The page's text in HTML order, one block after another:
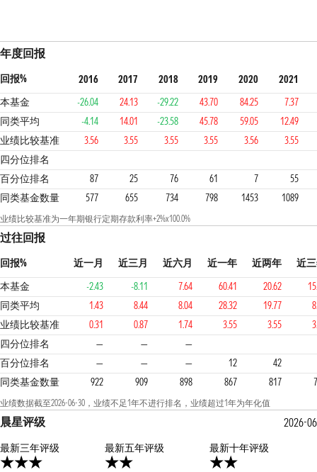
年度回报
回报% 2016 2017 2018 2019 2020
2021
本基金
-26.04 24.13 -29.22 43.70 84.25
7.37
同类平均
-4.14 14.01 -23.58 45.78 59.05
12.49
业绩比较基准
3.56 3.55 3.55 3.55 3.56
3.55
四分位排名
4 2 4 3 1 3 4
百分位排名 87 25 76 61 7
55
同类基金数量
577 655 734 798 1453 1089
业绩比较基准为一年期银行定期存款利率+2%x100.0%
过往回报
回报% 近一月 近三月 近六月 近一年 近两年
近
本基金
-2.43 -8.11 7.64 60.41 20.62
同类平均
1.43 8.44 8.04 28.32 19.77
业绩比较基准
0.31 0.87 1.74 3.55 3.55
四分位排名
— — —
1 2 1
百分位排名 — — — 12
42
同类基金数量
922 909 898 867 817
业绩数据截至2026-06-30，业绩不足1年不进行排名，业绩超过1年为年化值
晨星评级 2026-06
最新三年评级 最新五年评级 最新十年评级